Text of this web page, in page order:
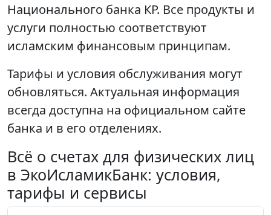
Национального банка КР. Все продукты и
услуги полностью соответствуют
исламским финансовым принципам.
Тарифы и условия обслуживания могут
обновляться. Актуальная информация
всегда доступна на официальном сайте
банка и в его отделениях.
Всё о счетах для физических лиц
в ЭкоИсламикБанк: условия,
тарифы и сервисы